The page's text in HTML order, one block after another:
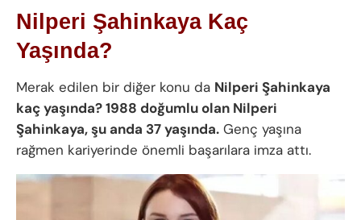
Nilperi Şahinkaya Kaç
Yaşında?
Merak edilen bir diğer konu da Nilperi Şahinkaya
kaç yaşında? 1988 doğumlu olan Nilperi
Şahinkaya, şu anda 37 yaşında. Genç yaşına
rağmen kariyerinde önemli başarılara imza attı.